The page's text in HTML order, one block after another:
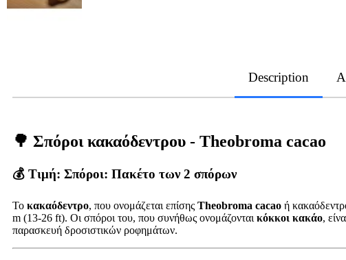
Description
🌳 Σπόροι κακαόδεντρου - Theobroma cacao
💰 Τιμή: Σπόροι: Πακέτο των 2 σπόρων
Το κακαόδεντρο, που ονομάζεται επίσης Theobroma cacao ή
m (13-26 ft). Οι σπόροι του, που συνήθως ονομάζονται κόκκοι κακάο,
παρασκευή δροσιστικών ροφημάτων.